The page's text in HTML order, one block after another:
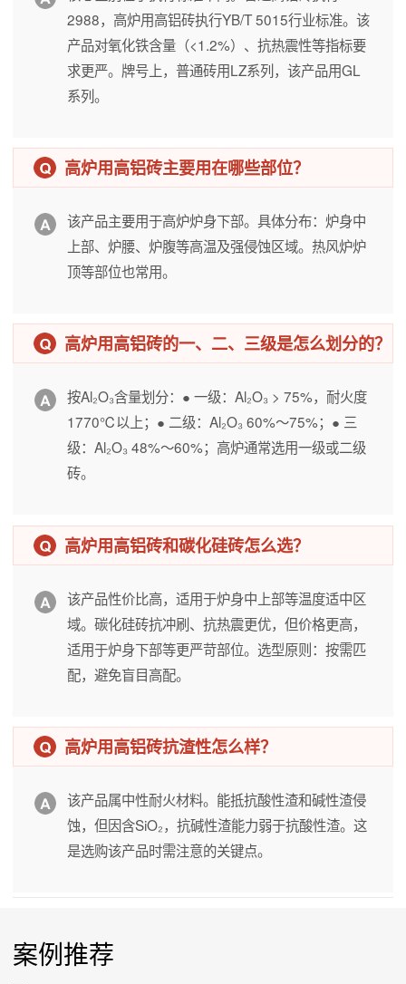
2988，高炉用高铝砖执行YB/T 5015行业标准。该
产品对氧化铁含量（<1.2%）、抗热震性等指标要
求更严。牌号上，普通砖用LZ系列，该产品用GL
系列。
高炉用高铝砖主要用在哪些部位？
该产品主要用于高炉炉身下部。具体分布：炉身中
上部、炉腰、炉腹等高温及强侵蚀区域。热风炉炉
顶等部位也常用。
高炉用高铝砖的一、二、三级是怎么划分的？
按Al₂O₃含量划分：● 一级：Al₂O₃ > 75%，耐火度
1770℃以上；● 二级：Al₂O₃ 60%～75%；● 三
级：Al₂O₃ 48%～60%；高炉通常选用一级或二级
砖。
高炉用高铝砖和碳化硅砖怎么选？
该产品性价比高，适用于炉身中上部等温度适中区
域。碳化硅砖抗冲刷、抗热震更优，但价格更高，
适用于炉身下部等更严苛部位。选型原则：按需匹
配，避免盲目高配。
高炉用高铝砖抗渣性怎么样？
该产品属中性耐火材料。能抵抗酸性渣和碱性渣侵
蚀，但因含SiO₂，抗碱性渣能力弱于抗酸性渣。这
是选购该产品时需注意的关键点。
案例推荐